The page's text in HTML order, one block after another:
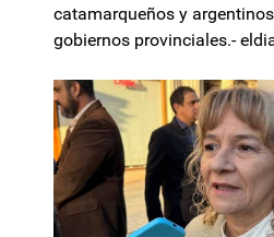
catamarqueños y
gobiernos provinciales.-